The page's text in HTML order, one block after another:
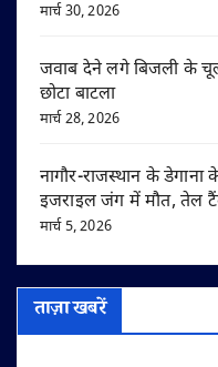
मार्च 30, 2026
जवाब देने लगे बिजली के
छोटा बाटला
मार्च 28, 2026
नागौर-राजस्थान के डेगाना
इजराइल जंग में मौत, तेल
मार्च 5, 2026
ताज़ा खबरें